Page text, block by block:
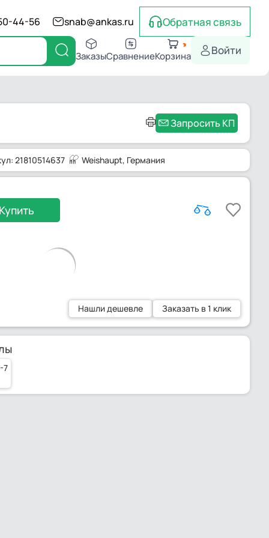
44-56 snab@ankas.ru Обратная связь
ЗаказыСравнениеКорзина Войти
Запросить КП
21810514637 Weishaupt, Германия
Нашли дешевле Заказать в 1 клик
7